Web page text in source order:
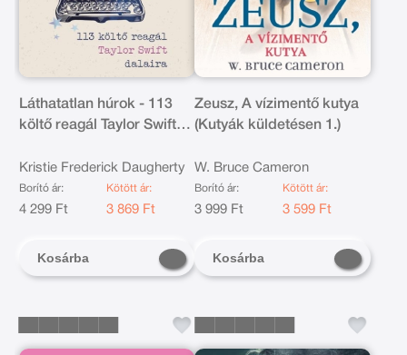
Láthatatlan húrok - 113
költő reagál Taylor Swift
Kristie Frederick Daugherty
Borító ár:
4 299 Ft
Kötött ár:
3 869 Ft
Kosárba
Zeusz, A vízimentő kutya
(Kutyák küldetésen 1.)
W. Bruce Cameron
Borító ár:
3 999 Ft
Kötött ár:
3 599 Ft
Kosárba